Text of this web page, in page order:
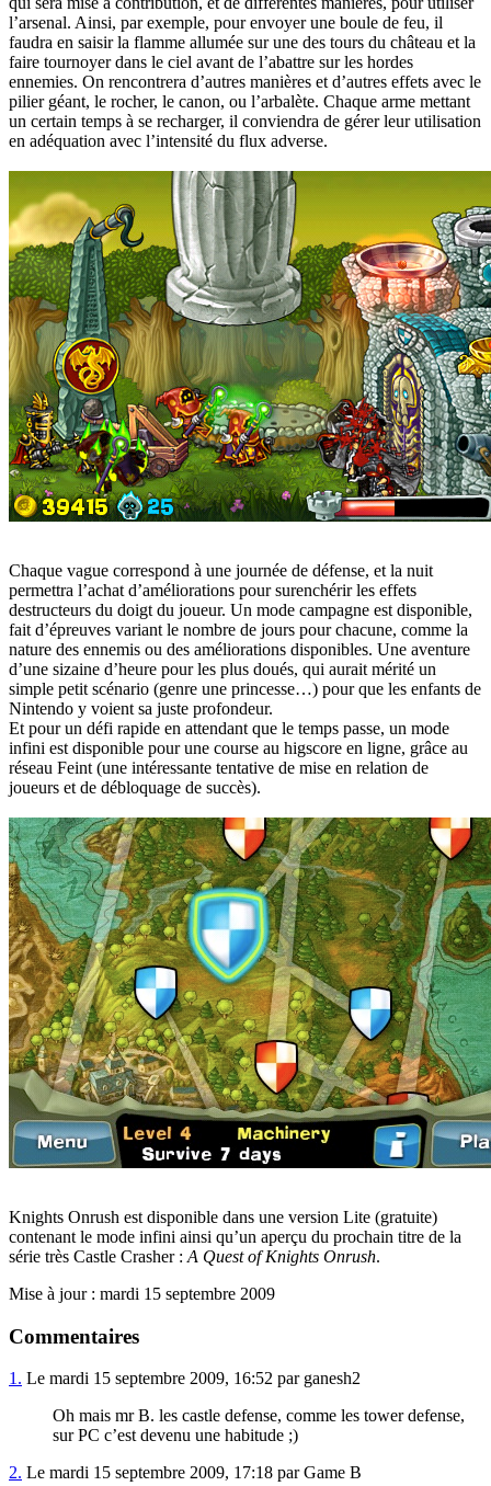
l’arsenal. Ainsi, par exemple, pour envoyer une boule de feu, il
faudra en saisir la flamme allumée sur une des tours du château et la
faire tournoyer dans le ciel avant de l’abattre sur les hordes
ennemies. On rencontrera d’autres manières et d’autres effets avec le
pilier géant, le rocher, le canon, ou l’arbalète. Chaque arme mettant
un certain temps à se recharger, il conviendra de gérer leur utilisation
en adéquation avec l’intensité du flux adverse.
Chaque vague correspond à une journée de défense, et la nuit
permettra l’achat d’améliorations pour surenchérir les effets
destructeurs du doigt du joueur. Un mode campagne est disponible,
fait d’épreuves variant le nombre de jours pour chacune, comme la
nature des ennemis ou des améliorations disponibles. Une aventure
d’une sizaine d’heure pour les plus doués, qui aurait mérité un
simple petit scénario (genre une princesse…) pour que les enfants de
Nintendo y voient sa juste profondeur.
Et pour un défi rapide en attendant que le temps passe, un mode
infini est disponible pour une course au higscore en ligne, grâce au
réseau Feint (une intéressante tentative de mise en relation de
joueurs et de débloquage de succès).
Knights Onrush est disponible dans une version Lite (gratuite)
contenant le mode infini ainsi qu’un aperçu du prochain titre de la
série très Castle Crasher : A Quest of Knights Onrush.
Mise à jour : mardi 15 septembre 2009
Commentaires
1. Le mardi 15 septembre 2009, 16:52 par ganesh2
Oh mais mr B. les castle defense, comme les tower defense,
sur PC c’est devenu une habitude ;)
2. Le mardi 15 septembre 2009, 17:18 par Game B